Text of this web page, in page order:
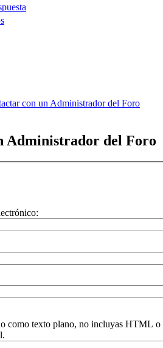
con un Administrador del Foro
Administrador del Foro
como texto plano, no incluyas HTML